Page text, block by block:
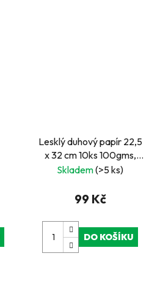
Lesklý duhový papír 22,5
x 32 cm 10ks 100gms,
gradientní přechody
Skladem(>5 ks)
99 Kč
DO KOŠÍKU